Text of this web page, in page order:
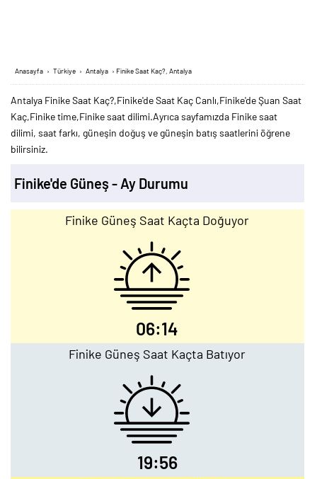
Anasayfa › Türkiye › Antalya › Finike Saat Kaç?, Antalya
Antalya Finike Saat Kaç?,Finike'de Saat Kaç Canlı,Finike'de Şuan Saat
Kaç,Finike time,Finike saat dilimi.Ayrıca sayfamızda Finike saat
dilimi, saat farkı, güneşin doğuş ve güneşin batış saatlerini öğrene
bilirsiniz.
Finike'de Güneş - Ay Durumu
Finike Güneş Saat Kaçta Doğuyor
06:14
Finike Güneş Saat Kaçta Batıyor
19:56